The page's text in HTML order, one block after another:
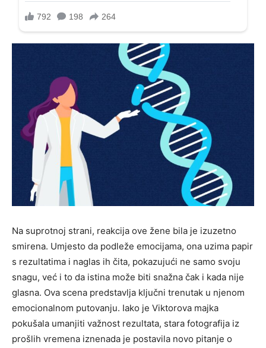
Na suprotnoj strani, reakcija ove žene bila je izuzetno
smirena. Umjesto da podleže emocijama, ona uzima papir
s rezultatima i naglas ih čita, pokazujući ne samo svoju
snagu, već i to da istina može biti snažna čak i kada nije
glasna. Ova scena predstavlja ključni trenutak u njenom
emocionalnom putovanju. Iako je Viktorova majka
pokušala umanjiti važnost rezultata, stara fotografija iz
prošlih vremena iznenada je postavila novo pitanje o